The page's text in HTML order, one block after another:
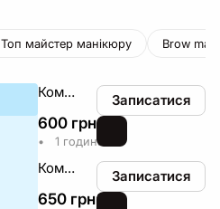
Топ майстер манікюру Brow
Комплекс нюд
600 грн₴
• 1 година
Записатися
Комплекс однотон
650 грн₴
Записатися